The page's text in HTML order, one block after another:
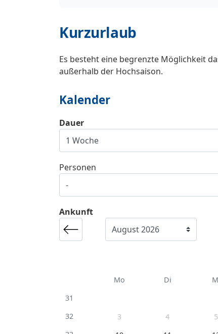
Kurzurlaub
Es besteht eine begrenzte Möglichkeit
außerhalb der Hochsaison.
Kalender
Ankunft
Mo
Di
31
32
3 4 5
Dauer
Personen